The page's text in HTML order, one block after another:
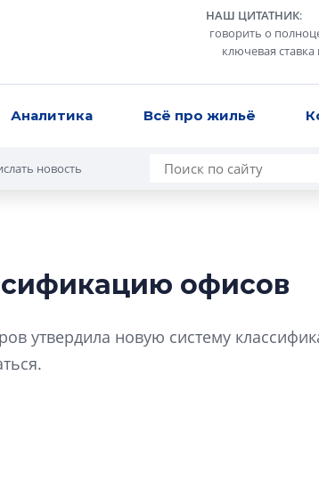
НАШ ЦИТАТНИК:
говорить о
ключевая
Аналитика Всё про жильё
новость
офисов
утвердила новую систему
В
Гала-